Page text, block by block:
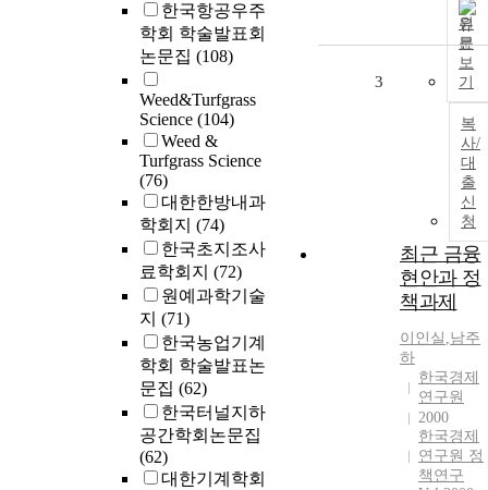
한국항공우주
학회 학술발표회
논문집 (108)
Weed&Turfgrass
Science (104)
Weed &
Turfgrass Science
(76)
대한한방내과
학회지 (74)
한국초지조사
료학회지 (72)
원예과학기술
지 (71)
한국농업기계
학회 학술발표논
문집 (62)
한국터널지하
공간학회논문집
(62)
대한기계학회
원
문
보
기
복
사/
대
출
신
청
3
최근 금융
현안과 정
책과제
이인 실 ,남주
하
한국경제
연구원
2000
한국경제
연구원 정
책연구